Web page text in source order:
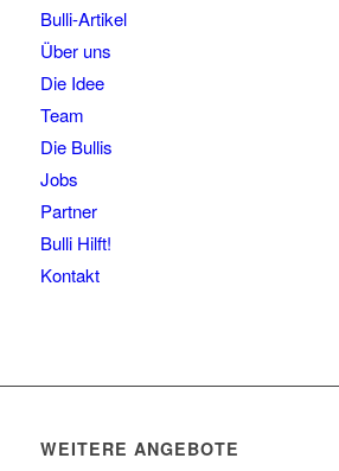
Bulli-Artikel
Über uns
Die Idee
Team
Die Bullis
Jobs
Partner
Bulli Hilft!
Kontakt
WEITERE ANGEBOTE